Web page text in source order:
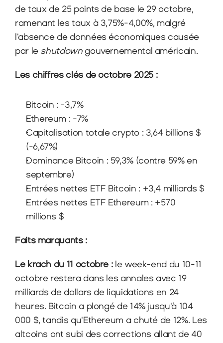
de taux de 25 points de base le 29 octobre,
ramenant les taux à 3,75%-4,00%, malgré
l'absence de données économiques causée
par le shutdown gouvernemental américain.
Les chiffres clés de octobre 2025 :
Bitcoin : -3,7%
Ethereum : -7%
Capitalisation totale crypto : 3,64 billions $
(-6,67%)
Dominance Bitcoin : 59,3% (contre 59% en
septembre)
Entrées nettes ETF Bitcoin : +3,4 milliards $
Entrées nettes ETF Ethereum : +570
millions $
Faits marquants :
Le krach du 11 octobre : le week-end du 10-11
octobre restera dans les annales avec 19
milliards de dollars de liquidations en 24
heures. Bitcoin a plongé de 14% jusqu'à 104
000 $, tandis qu'Ethereum a chuté de 12%. Les
altcoins ont subi des corrections allant de 40